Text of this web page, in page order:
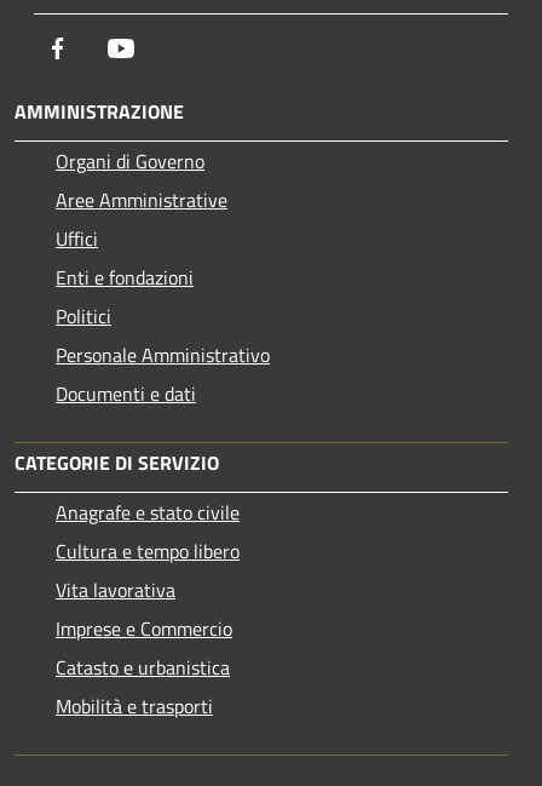
Facebook
AMMINISTRAZIONE
Organi di Governo
Aree Amministrative
Uffici
Enti e fondazioni
Politici
Personale Amministrativo
Documenti e dati
CATEGORIE DI SERVIZIO
Anagrafe e stato civile
Cultura e tempo libero
Vita lavorativa
Imprese e Commercio
Catasto e urbanistica
Mobilità e trasporti